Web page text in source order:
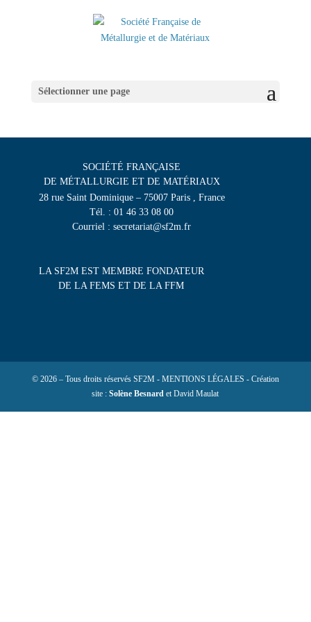
Sélectionner une page
SOCIÉTÉ FRANÇAISE
DE MÉTALLURGIE ET DE MATÉRIAUX
28 rue Saint Dominique – 75007 Paris , France
Tél. : 01 46 33 08 00
Courriel : secretariat@sf2m.fr
LA SF2M EST MEMBRE FONDATEUR
DE LA FEMS ET DE LA FFM
© 2026 – Tous droits réservés SF2M - MENTIONS LÉGALES - Création
site :Solène Besnard et David Maulat